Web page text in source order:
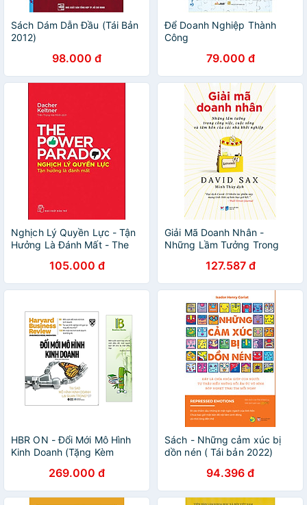
Sách Dám Dẫn Đầu (Tái Bản
2012)
98.000 đ
Để Doanh Nghiệp Thành
Công
79.000 đ
Nghịch Lý Quyền Lực - Tận
Hưởng Là Đánh Mất - The
105.000 đ
Giải Mã Doanh Nhân -
Những Lầm Tưởng Trong
Tâm Hồn Của Các Nhà Khởi
Nghiệp
127.587 đ
HBR ON - Đổi Mới Mô Hình
Kinh Doanh (Tặng Kèm
269.000 đ
Sách - Những cảm xúc bị
dồn nén ( Tái bản 2022)
94.396 đ